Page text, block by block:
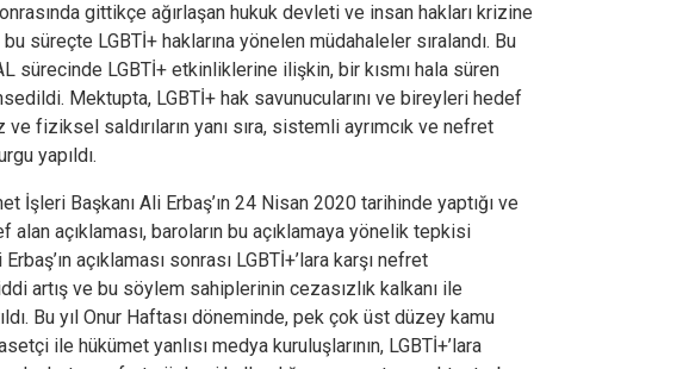
gittikçe ağırlaşan hukuk devleti ve insan hakları krizine
bu süreçte LGBTİ+ haklarına yönelen müdahaleler sıralandı. Bu
sürecinde LGBTİ+ etkinliklerine ilişkin, bir kısmı hala süren
Mektupta, LGBTİ+ hak savunucularını ve bireyleri hedef
fiziksel saldırıların yanı sıra, sistemli ayrımcık ve nefret
yapıldı.
İşleri Başkanı Ali Erbaş’ın 24 Nisan 2020 tarihinde yaptığı ve
alan açıklaması, baroların bu açıklamaya yönelik tepkisi
Erbaş’ın açıklaması sonrası LGBTİ+’lara karşı nefret
artış ve bu söylem sahiplerinin cezasızlık kalkanı ile
Bu yıl Onur Haftası döneminde, pek çok üst düzey kamu
ile hükümet yanlısı medya kuruluşlarının, LGBTİ+’lara